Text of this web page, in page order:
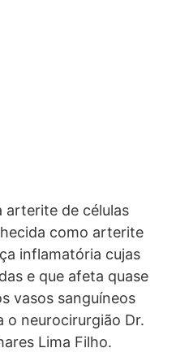
arterite de células
como arterite
inflamatória cujas
e que afeta quase
vasos sanguíneos
o neurocirurgião Dr.
Lima Filho.